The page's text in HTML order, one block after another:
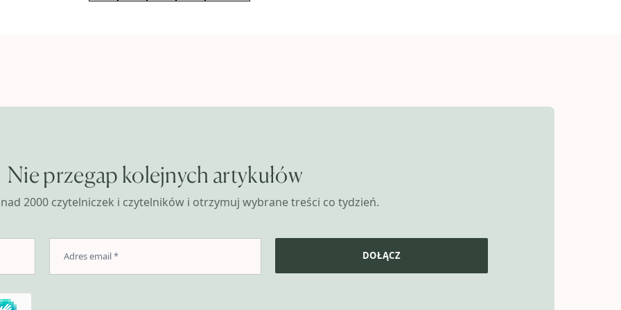
Nie przegap kolejnych artykułów
2000 czytelniczek i czytelników i otrzymuj wybrane treści co tydzień.